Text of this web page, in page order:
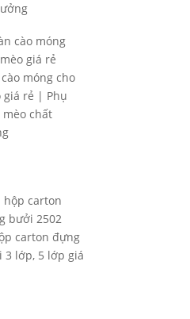
móng cho
giá rẻ | Phụ
mèo chất
carton đựng
3 lớp, 5 lớp giá